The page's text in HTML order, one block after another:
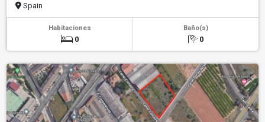
Spain
Habitaciones
0
Baño(s)
0